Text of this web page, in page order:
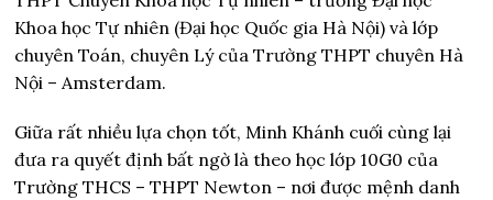
Khoa học Tự nhiên (Đại học Quốc gia Hà Nội) và lớp
chuyên Toán, chuyên Lý của Trường THPT chuyên Hà
Nội – Amsterdam.
Giữa rất nhiều lựa chọn tốt, Minh Khánh cuối cùng lại
đưa ra quyết định bất ngờ là theo học lớp 10G0 của
Trường THCS – THPT Newton – nơi được mệnh danh